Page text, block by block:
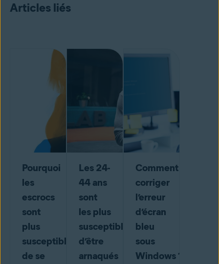
Articles liés
Pourquoi
les
escrocs
sont
plus
susceptibles
de se
Les 24-
44 ans
sont
les plus
susceptibles
d’être
arnaqués
Comment
corriger
l’erreur
d’écran
bleu
sous
Windows 10